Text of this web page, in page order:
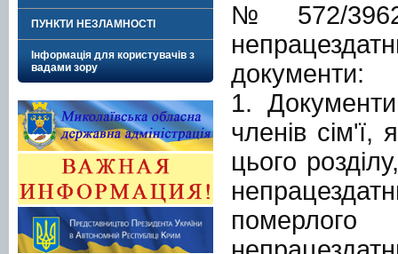
ПУНКТИ НЕЗЛАМНОСТІ
Інформація для користувачів з
вадами зору
№ 572/
документи:
1.
членів сім'ї,
цього
померлого